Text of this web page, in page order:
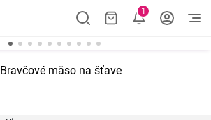
1
Bravčové mäso na šťave